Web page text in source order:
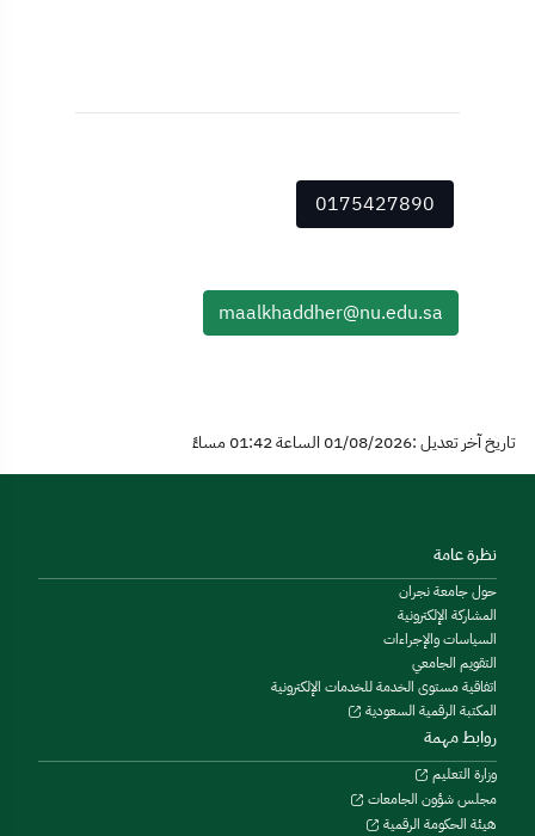
0175427890
maalkhaddher@nu.edu.sa
تاريخ آخر تعديل :01/08/2026 الساعة 01:42 مساءً
نظرة عامة
حول جامعة نجران
المشاركة الإلكترونية
السياسات والإجراءات
التقويم الجامعي
اتفاقية مستوى الخدمة للخدمات الإلكترونية
المكتبة الرقمية السعودية
روابط مهمة
وزارة التعليم
مجلس شؤون الجامعات
هيئة الحكومة الرقمية